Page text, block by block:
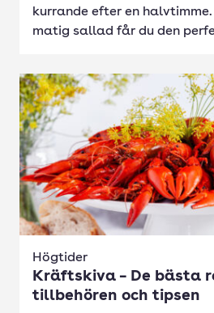
kurrande efter en
matig sallad får du den
Högtider
Kräftskiva – De bästa
tillbehören och tipsen